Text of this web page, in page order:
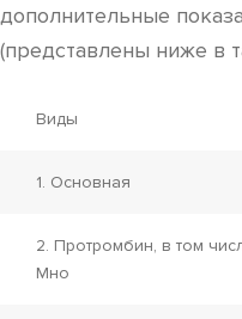
дополнительные
(представлены ниже в
Виды
1. Основная
2. Протромбин, в том
Мно